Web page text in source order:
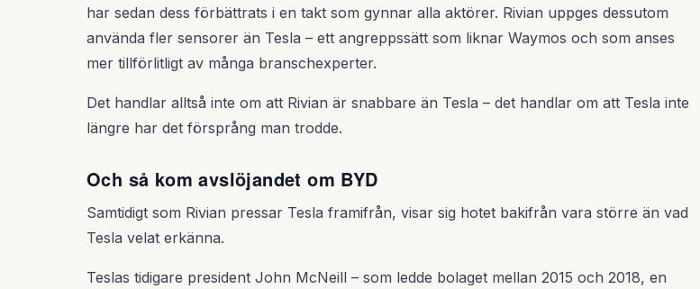
har sedan dess förbättrats i en takt som gynnar alla aktörer. Rivian uppges dessutom
använda fler sensorer än Tesla – ett angreppssätt som liknar Waymos och som anses
mer tillförlitligt av många branschexperter.
Det handlar alltså inte om att Rivian är snabbare än Tesla – det handlar om att Tesla inte
längre har det försprång man trodde.
Och så kom avslöjandet om BYD
Samtidigt som Rivian pressar Tesla framifrån, visar sig hotet bakifrån vara större än vad
Tesla velat erkänna.
Teslas tidigare president John McNeill – som ledde bolaget mellan 2015 och 2018, en